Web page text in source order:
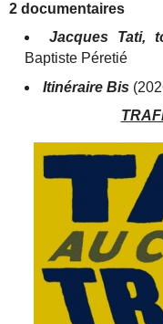
2 documentaires
Jacques Tati,
Baptiste Péretié
Itinéraire Bis